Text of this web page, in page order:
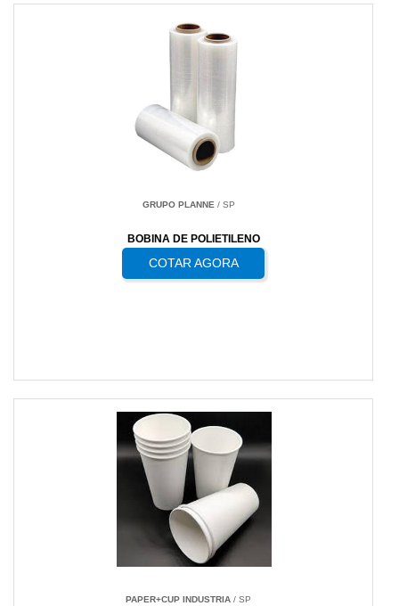
GRUPO PLANNE/ SP
BOBINA DE POLIETILENO
COTAR AGORA
PAPER+CUP INDUSTRIA / SP